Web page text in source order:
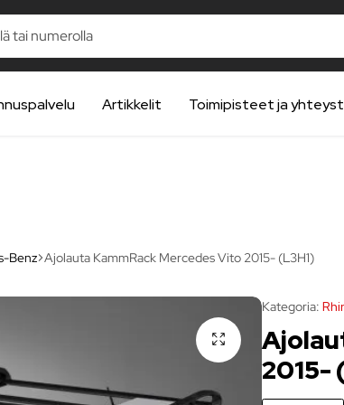
Artikkelit Toimipisteet ja
Benz Ajolauta KammRack Mercedes Vito 2015- (L3H1)
Kategoria:
2015-